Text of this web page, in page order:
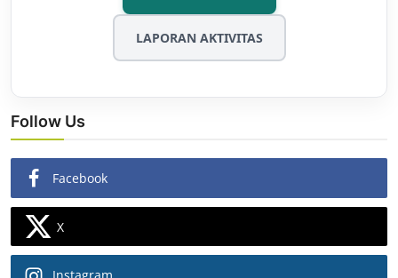
LAPORAN AKTIVITAS
Follow Us
Facebook
X